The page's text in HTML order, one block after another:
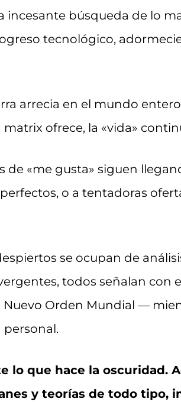
incesante búsqueda de lo
tecnológico,
arrecia en el mundo
ofrece, la «vida»
de «me gusta» siguen
o a tentadoras
se ocupan de
todos señalan
Orden Mundial —
lo que hace la oscuridad.
y teorías de todo tipo,